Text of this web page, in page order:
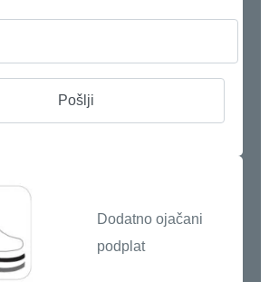
Dodatno ojačani
podplat